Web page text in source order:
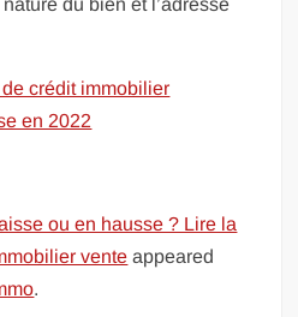
du bien et l’adresse
crédit immobilier
en 2022
ou en hausse ? Lire la
vente appeared
.